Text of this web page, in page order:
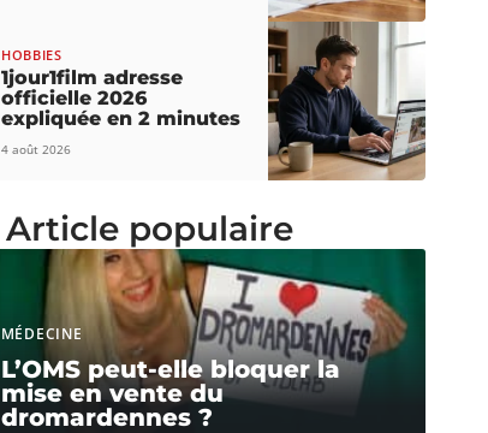
HOBBIES
1jour1film adresse
officielle 2026
expliquée en 2 minutes
4 août 2026
Article populaire
MÉDECINE
L’OMS peut-elle bloquer la
mise en vente du
dromardennes ?